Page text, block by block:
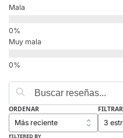
Mala
Muy mala
ORDENAR FILTRAR
FILTERED BY